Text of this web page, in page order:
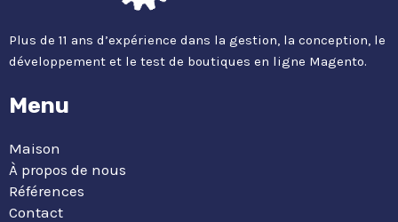
Plus de 11 ans d’expérience dans la gestion, la conception, le
développement et le test de boutiques en ligne Magento.
Menu
Maison
À propos de nous
Références
Contact